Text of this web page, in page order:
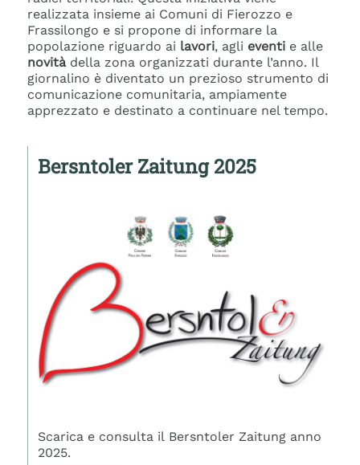
realizzata insieme ai Comuni di Fierozzo e
Frassilongo e si propone di informare la
popolazione riguardo ai lavori, agli eventie alle
novitàdella zona organizzati durante l’anno. Il
giornalino è diventato un prezioso strumento di
comunicazione comunitaria, ampiamente
apprezzato e destinato a continuare nel tempo.
Bersntoler Zaitung 2025
Scarica e consulta il Bersntoler Zaitung anno
2025.